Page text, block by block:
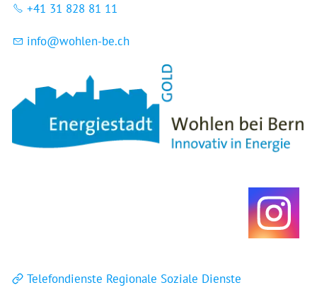
+41 31 828 81 11
nf w hl n-b ch
Telefondienste Regionale Soziale Dienste